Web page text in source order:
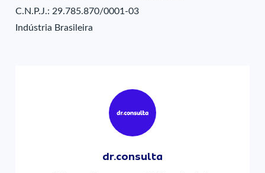
C.N.P.J.: 29.785.870/0001-03
Indústria Brasileira
dr.consulta